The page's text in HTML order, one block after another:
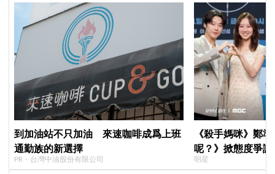
到加油站不只加油 來速咖啡成爲上班
通勤族的新選擇
PR・台灣中油股份有限公司
《殺手媽咪》鄭
呢？》掀態度爭
真的吐了」心疼
明星